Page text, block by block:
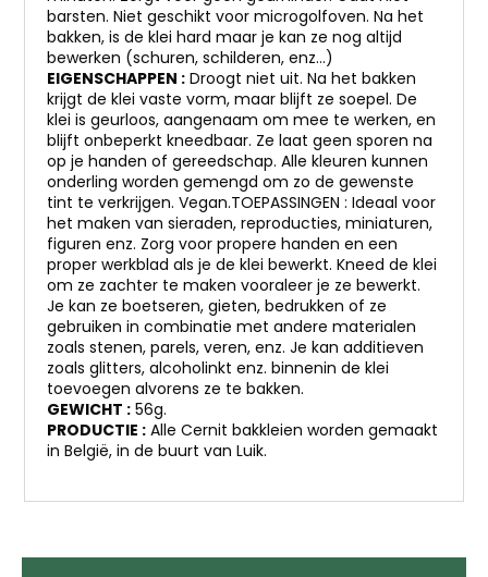
barsten. Niet geschikt voor microgolfoven. Na het
bakken, is de klei hard maar je kan ze nog altijd
bewerken (schuren, schilderen, enz…)
EIGENSCHAPPEN : Droogt niet uit. Na het bakken
krijgt de klei vaste vorm, maar blijft ze soepel. De
klei is geurloos, aangenaam om mee te werken, en
blijft onbeperkt kneedbaar. Ze laat geen sporen na
op je handen of gereedschap. Alle kleuren kunnen
onderling worden gemengd om zo de gewenste
tint te verkrijgen. Vegan.TOEPASSINGEN : Ideaal voor
het maken van sieraden, reproducties, miniaturen,
figuren enz. Zorg voor propere handen en een
proper werkblad als je de klei bewerkt. Kneed de klei
om ze zachter te maken vooraleer je ze bewerkt.
Je kan ze boetseren, gieten, bedrukken of ze
gebruiken in combinatie met andere materialen
zoals stenen, parels, veren, enz. Je kan additieven
zoals glitters, alcoholinkt enz. binnenin de klei
toevoegen alvorens ze te bakken.
GEWICHT : 56g.
PRODUCTIE : Alle Cernit bakkleien worden gemaakt
in België, in de buurt van Luik.